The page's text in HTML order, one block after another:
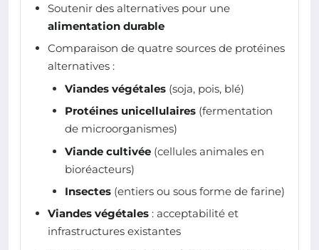
Soutenir des alternatives pour une
alimentation durable
Comparaison de quatre sources de protéines
alternatives :
Viandes végétales (soja, pois, blé)
Protéines unicellulaires (fermentation
de microorganismes)
Viande cultivée (cellules animales en
bioréacteurs)
Insectes (entiers ou sous forme de farine)
Viandes végétales : acceptabilité et
infrastructures existantes